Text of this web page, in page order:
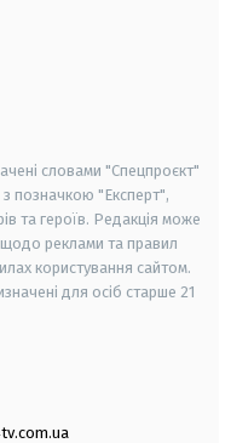
словами "Спецпроєкт"
позначкою "Експерт",
та героїв. Редакція може
щодо реклами та правил
користування сайтом.
для осіб старше 21